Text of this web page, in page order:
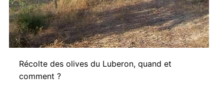
Récolte des olives du Luberon, quand et
comment ?